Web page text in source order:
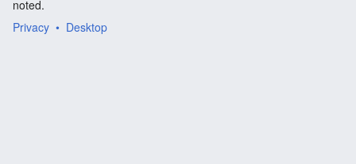
noted.
Privacy
Desktop